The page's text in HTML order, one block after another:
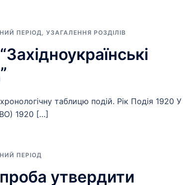
ПЕРІОД, УЗАГАЛЕННЯ РОЗДІЛІВ
таблицю подій. Рік Подія 1920 У
1920 […]
ПЕРІОД
утвердити